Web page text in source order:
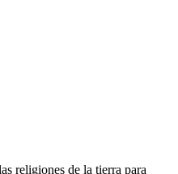
religiones de la tierra para